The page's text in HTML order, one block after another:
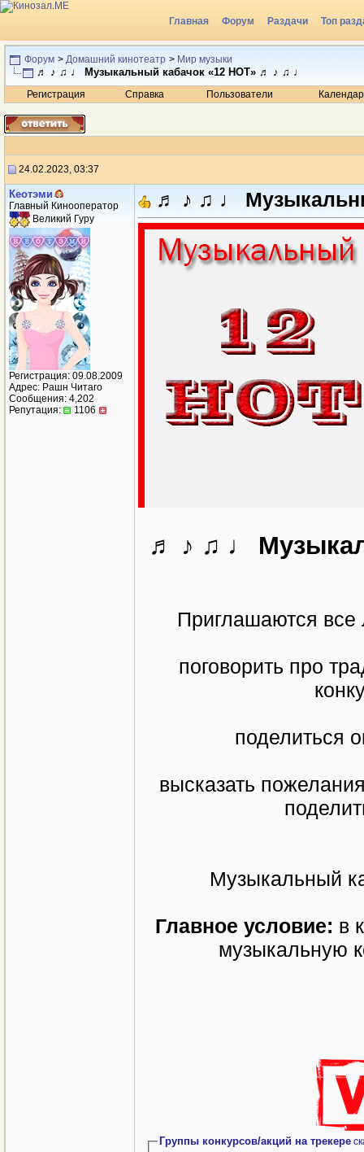
Главная Форум Раздачи Топ
Радио
Форум > Домашний кинотеатр > Мир музыки
♬ ♪ ♫ ♩ Музыкальный кабачок «12 НОТ» ♬ ♪ ♫ ♩
Регистрация Справка Пользователи
24.02.2023, 03:37
Кеотэми
Главный Кинооператор
Великий Гуру
Регистрация: 09.08.2009
Адрес: Рашн Читаго
Сообщения: 4,202
Репутация:
1106
♬ ♪ ♫ ♩
♬ ♪ ♫ ♩
Приглашаются все
поговорить про
поделиться
высказать
Музыкальный
Главное условие: в
музыкальную
Группы конкурсов/акций на трекере